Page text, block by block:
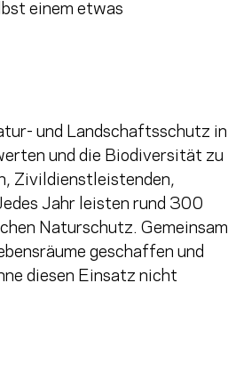
einem etwas
und Landschaftsschutz in
und die Biodiversität zu
Zivildienstleistenden,
Jahr leisten rund 300
Naturschutz. Gemeinsam
geschaffen und
diesen Einsatz nicht